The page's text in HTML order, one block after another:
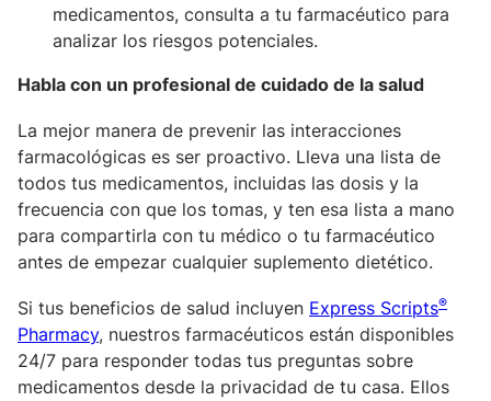
medicamentos, consulta a tu farmacéutico para
analizar los riesgos potenciales.
Habla con un profesional de cuidado de la salud
La mejor manera de prevenir las interacciones
farmacológicas es ser proactivo. Lleva una lista de
todos tus medicamentos, incluidas las dosis y la
frecuencia con que los tomas, y ten esa lista a mano
para compartirla con tu médico o tu farmacéutico
antes de empezar cualquier suplemento dietético.
Si tus beneficios de salud incluyen Express Scripts®
Pharmacy, nuestros farmacéuticos están disponibles
24/7 para responder todas tus preguntas sobre
medicamentos desde la privacidad de tu casa. Ellos